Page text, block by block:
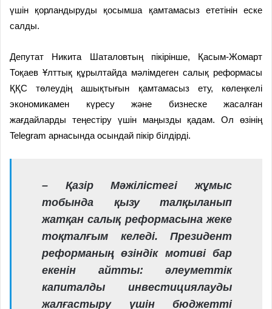
үшін қорландыруды қосымша қамтамасыз ететінін еске
салды.
Депутат Никита Шаталовтың пікірінше, Қасым-Жомарт
Тоқаев Ұлттық құрылтайда мәлімдеген салық реформасы
ҚҚС төлеудің ашықтығын қамтамасыз ету, көлеңкелі
экономикамен күресу және бизнеске жасалған
жағдайларды теңестіру үшін маңызды қадам. Ол өзінің
Telegram арнасында осындай пікір білдірді.
– Қазір Мәжілістегі жұмыс
тобында қызу талқыланып
жатқан салық реформасына жеке
тоқталғым келеді. Президент
реформаның өзіндік мотиві бар
екенін айтты: әлеуметтік
капиталды инвестициялауды
жалғастыру үшін бюджетті